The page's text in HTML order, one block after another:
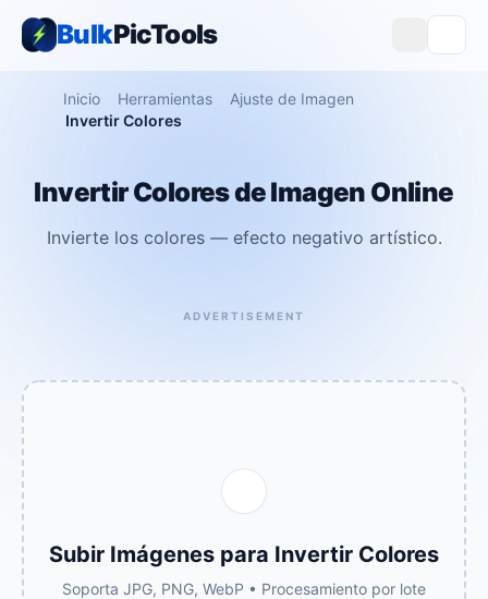
BulkPicTools
Inicio Herramientas
Ajuste de Imagen
Invertir Colores
Invertir Colores de Imagen Online
Invierte los colores — efecto negativo artístico.
ADVERTISEMENT
Subir Imágenes para Invertir Colores
Soporta JPG, PNG, WebP • Procesamiento por lote